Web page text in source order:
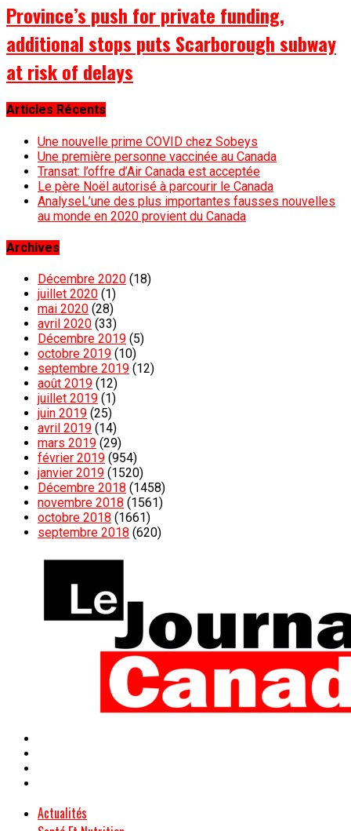
Province’s push for private funding,
additional stops puts Scarborough subway
at risk of delays
Articles Récents
Une nouvelle prime COVID chez Sobeys
Une première personne vaccinée au Canada
Transat: l’offre d’Air Canada est acceptée
Le père Noël autorisé à parcourir le Canada
AnalyseL’une des plus importantes fausses nouvelles
au monde en 2020 provient du Canada
Archives
Décembre 2020 (18)
juillet 2020 (1)
mai 2020 (28)
avril 2020 (33)
Décembre 2019 (5)
octobre 2019 (10)
septembre 2019 (12)
août 2019 (12)
juillet 2019 (1)
juin 2019 (25)
avril 2019 (14)
mars 2019 (29)
février 2019 (954)
janvier 2019 (1520)
Décembre 2018 (1458)
novembre 2018 (1561)
octobre 2018 (1661)
septembre 2018 (620)
Actualités